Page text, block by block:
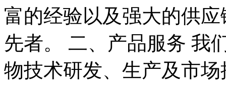
富的经验以及强大的供
先者。 二、产品服务 我
物技术研发、生产及市场